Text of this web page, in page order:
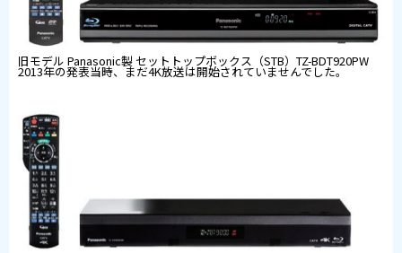
旧モデル Panasonic製 セットトップボックス（STB）TZ-BDT920PW
2013年の発表当時、まだ4K放送は開始されていませんでした。